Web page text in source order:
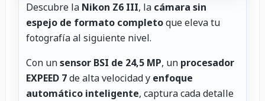
Descubre la Nikon Z6 III, la cámara sin
espejo de formato completoque eleva tu
fotografía al siguiente nivel.
Con unsensor BSI de 24,5 MP, un procesador
EXPEED 7de alta velocidad y enfoque
automático inteligente, captura cada detalle